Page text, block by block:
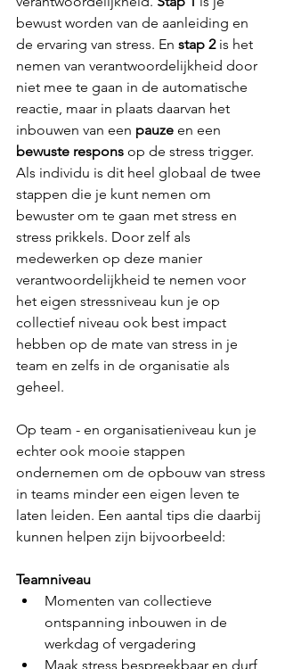
bewust worden van de aanleiding en
de ervaring van stress. En stap 2 is het
nemen van verantwoordelijkheid door
niet mee te gaan in de automatische
reactie, maar in plaats daarvan het
inbouwen van een pauze en een
bewuste respons op de stress trigger.
Als individu is dit heel globaal de twee
stappen die je kunt nemen om
bewuster om te gaan met stress en
stress prikkels. Door zelf als
medewerken op deze manier
verantwoordelijkheid te nemen voor
het eigen stressniveau kun je op
collectief niveau ook best impact
hebben op de mate van stress in je
team en zelfs in de organisatie als
geheel.
Op team - en organisatieniveau kun je
echter ook mooie stappen
ondernemen om de opbouw van stress
in teams minder een eigen leven te
laten leiden. Een aantal tips die daarbij
kunnen helpen zijn bijvoorbeeld:
Teamniveau
Momenten van collectieve
ontspanning inbouwen in de
werkdag of vergadering
Maak stress bespreekbaar en durf